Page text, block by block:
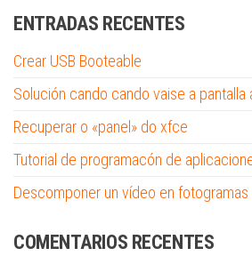
ENTRADAS RECENTES
Crear USB Booteable
Solución cando cando vaise a pantalla
Recuperar o «panel» do xfce
Tutorial de programacón de
Descomponer un vídeo en fotogramas
COMENTARIOS RECENTES